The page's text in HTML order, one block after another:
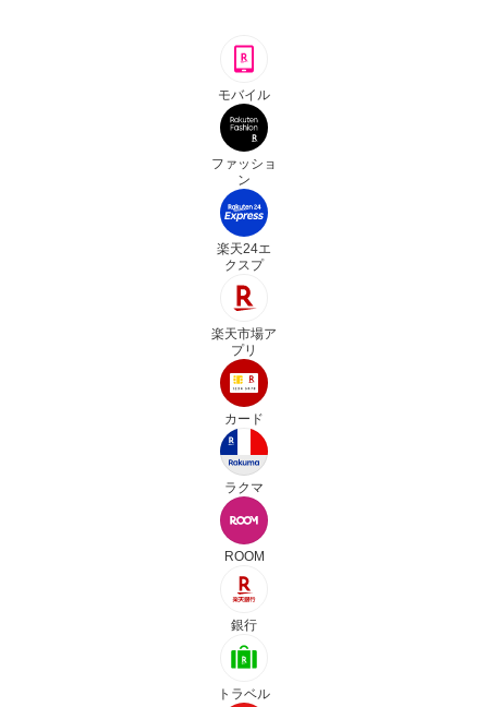
モバイル
ファッショ
ン
楽天24エ
クスプ
楽天市場ア
プリ
カード
ラクマ
ROOM
銀行
トラベル